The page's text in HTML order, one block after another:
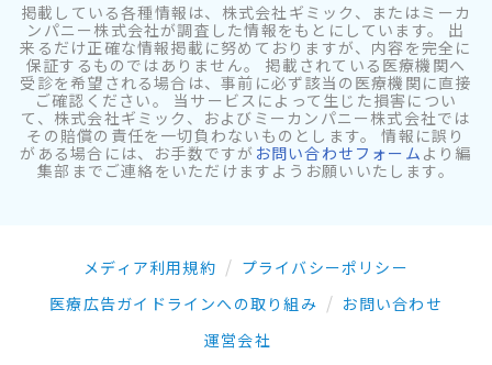
掲載している各種情報は、株式会社ギミック、またはミーカ
ンパニー株式会社が調査した情報をもとにしています。 出
来るだけ正確な情報掲載に努めておりますが、内容を完全に
保証するものではありません。 掲載されている医療機関へ
受診を希望される場合は、事前に必ず該当の医療機関に直接
ご確認ください。 当サービスによって生じた損害につい
て、株式会社ギミック、およびミーカンパニー株式会社では
その賠償の責任を一切負わないものとします。 情報に誤り
がある場合には、お手数ですが お問い合わせフォーム より編
集部までご連絡をいただけますようお願いいたします。
メディア利用規約
プライバシーポリシー
医療広告ガイドラインへの取り組み
お問い合わせ
運営会社